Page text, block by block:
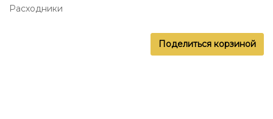
Расходники
Поделиться корзиной